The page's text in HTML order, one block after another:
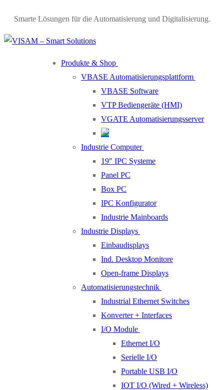
Smarte Lösungen für die Automatisierung und Digitalisierung.
Produkte & Shop
VBASE Automatisierungsplattform
VBASE Software
VTP Bediengeräte (HMI)
VGATE Automatisierungsserver
Industrie Computer
19″ IPC Systeme
Panel PC
Box PC
IPC Konfigurator
Industrie Mainboards
Industrie Displays
Einbaudisplays
Ind. Desktop Monitore
Open-frame Displays
Automatisierungstechnik
Industrial Ethernet Switches
Konverter + Interfaces
I/O Module
Ethernet I/O
Serielle I/O
Portable USB I/O
IOT I/O (Wired + Wireless)